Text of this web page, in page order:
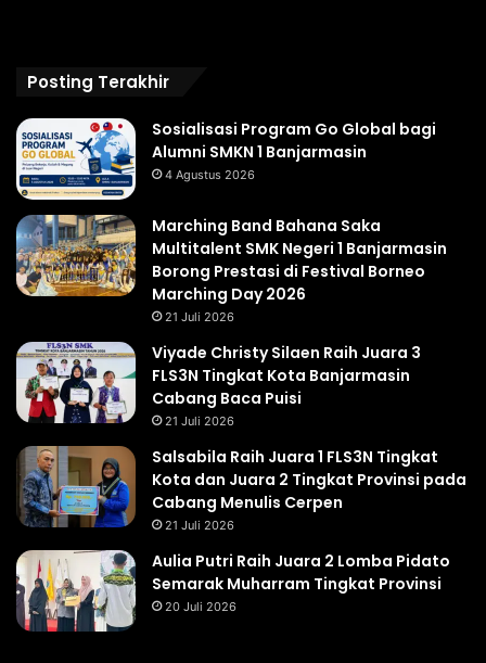
Posting Terakhir
Sosialisasi Program Go Global bagi
Alumni SMKN 1 Banjarmasin
4 Agustus 2026
Marching Band Bahana Saka
Multitalent SMK Negeri 1 Banjarmasin
Borong Prestasi di Festival Borneo
Marching Day 2026
21 Juli 2026
Viyade Christy Silaen Raih Juara 3
FLS3N Tingkat Kota Banjarmasin
Cabang Baca Puisi
21 Juli 2026
Salsabila Raih Juara 1 FLS3N Tingkat
Kota dan Juara 2 Tingkat Provinsi pada
Cabang Menulis Cerpen
21 Juli 2026
Aulia Putri Raih Juara 2 Lomba Pidato
Semarak Muharram Tingkat Provinsi
20 Juli 2026